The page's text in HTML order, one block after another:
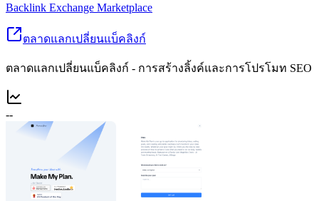
Backlink Exchange Marketplace
ตลาดแลกเปลี่ยนแบ็คลิงก์
ตลาดแลกเปลี่ยนแบ็คลิงก์ - การสร้างลิ้งค์และการโปรโมท SEO
--